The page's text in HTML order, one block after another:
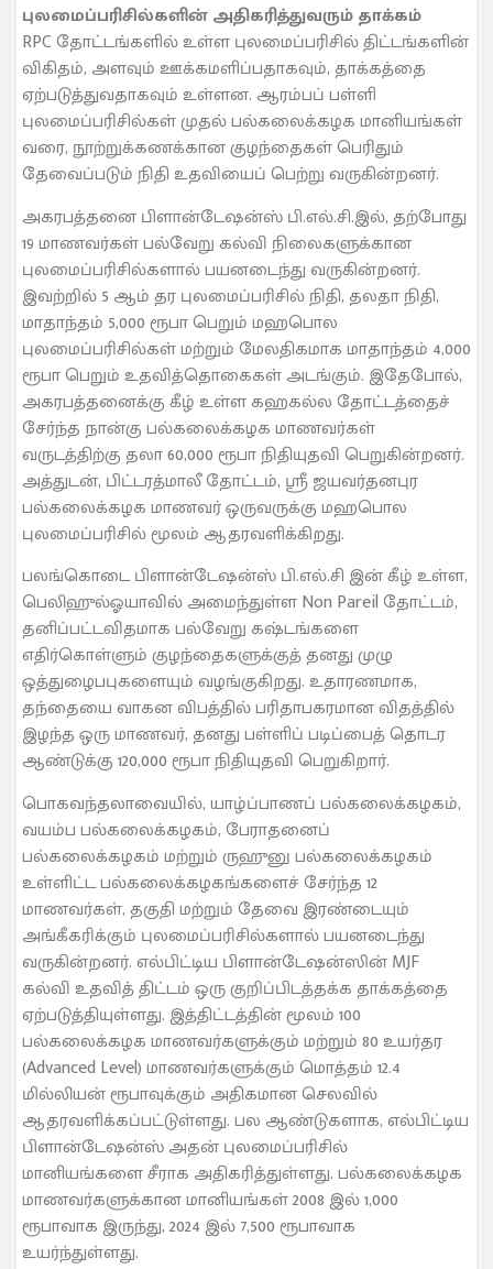
புலமைப்பரிசில்களின் அதிகரித்துவரும் தாக்கம்
RPC தோட்டங்களில் உள்ள புலமைப்பரிசில் திட்டங்களின்
விகிதம், அளவும் ஊக்கமளிப்பதாகவும், தாக்கத்தை
ஏற்படுத்துவதாகவும் உள்ளன. ஆரம்பப் பள்ளி
புலமைப்பரிசில்கள் முதல் பல்கலைக்கழக மானியங்கள்
வரை, நூற்றுக்கணக்கான குழந்தைகள் பெரிதும்
தேவைப்படும் நிதி உதவியைப் பெற்று வருகின்றனர்.
அகரபத்தனை பிளான்டேஷன்ஸ் பி.எல்.சி.இல், தற்போது
19 மாணவர்கள் பல்வேறு கல்வி நிலைகளுக்கான
புலமைப்பரிசில்களால் பயனடைந்து வருகின்றனர்.
இவற்றில் 5 ஆம் தர புலமைப்பரிசில் நிதி, தலதா நிதி,
மாதாந்தம் 5,000 ரூபா பெறும் மஹபொல
புலமைப்பரிசில்கள் மற்றும் மேலதிகமாக மாதாந்தம் 4,000
ரூபா பெறும் உதவித்தொகைகள் அடங்கும். இதேபோல்,
அகரபத்தனைக்கு கீழ் உள்ள கஹகல்ல தோட்டத்தைச்
சேர்ந்த நான்கு பல்கலைக்கழக மாணவர்கள்
வருடத்திற்கு தலா 60,000 ரூபா நிதியுதவி பெறுகின்றனர்.
அத்துடன், பிட்டரத்மாலீ தோட்டம், ஸ்ரீ ஜயவர்தனபுர
பல்கலைக்கழக மாணவர் ஒருவருக்கு மஹபொல
புலமைப்பரிசில் மூலம் ஆதரவளிக்கிறது.
பலங்கொடை பிளான்டேஷன்ஸ் பி.எல்.சி இன் கீழ் உள்ள,
பெலிஹுல்ஓயாவில் அமைந்துள்ள Non Pareil தோட்டம்,
தனிப்பட்டவிதமாக பல்வேறு கஷ்டங்களை
எதிர்கொள்ளும் குழந்தைகளுக்குத் தனது முழு
ஒத்துழைபபுகளையும் வழங்குகிறது. உதாரணமாக,
தந்தையை வாகன விபத்தில் பரிதாபகரமான விதத்தில்
இழந்த ஒரு மாணவர், தனது பள்ளிப் படிப்பைத் தொடர
ஆண்டுக்கு 120,000 ரூபா நிதியுதவி பெறுகிறார்.
பொகவந்தலாவையில், யாழ்ப்பாணப் பல்கலைக்கழகம்,
வயம்ப பல்கலைக்கழகம், பேராதனைப்
பல்கலைக்கழகம் மற்றும் ருஹுனு பல்கலைக்கழகம்
உள்ளிட்ட பல்கலைக்கழகங்களைச் சேர்ந்த 12
மாணவர்கள், தகுதி மற்றும் தேவை இரண்டையும்
அங்கீகரிக்கும் புலமைப்பரிசில்களால் பயனடைந்து
வருகின்றனர். எல்பிட்டிய பிளான்டேஷன்ஸின் MJF
கல்வி உதவித் திட்டம் ஒரு குறிப்பிடத்தக்க தாக்கத்தை
ஏற்படுத்தியுள்ளது. இத்திட்டத்தின் மூலம் 100
பல்கலைக்கழக மாணவர்களுக்கும் மற்றும் 80 உயர்தர
(Advanced Level) மாணவர்களுக்கும் மொத்தம் 12.4
மில்லியன் ரூபாவுக்கும் அதிகமான செலவில்
ஆதரவளிக்கப்பட்டுள்ளது. பல ஆண்டுகளாக, எல்பிட்டிய
பிளான்டேஷன்ஸ் அதன் புலமைப்பரிசில்
மானியங்களை சீராக அதிகரித்துள்ளது. பல்கலைக்கழக
மாணவர்களுக்கான மானியங்கள் 2008 இல் 1,000
ரூபாவாக இருந்து, 2024 இல் 7,500 ரூபாவாக
உயர்ந்துள்ளது.